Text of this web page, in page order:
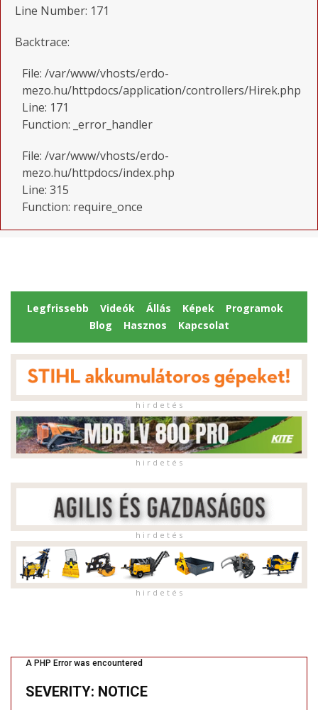
Line Number: 171
Backtrace:
File: /var/www/vhosts/erdo-
mezo.hu/httpdocs/application/controllers/Hirek.php
Line: 171
Function: _error_handler
File: /var/www/vhosts/erdo-
mezo.hu/httpdocs/index.php
Line: 315
Function: require_once
Legfrissebb Videók Állás Képek
Programok
Blog
Hasznos Kapcsolat
h i r d e t é s
h i r d e t é s
h i r d e t é s
h i r d e t é s
A PHP Error was encountered
SEVERITY: NOTICE